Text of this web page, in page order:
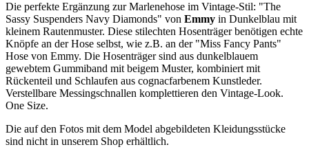
Die perfekte Ergänzung zur Marlenehose im Vintage-Stil: "The
Sassy Suspenders Navy Diamonds" von Emmy in Dunkelblau mit
kleinem Rautenmuster. Diese stilechten Hosenträger benötigen echte
Knöpfe an der Hose selbst, wie z.B. an der "Miss Fancy Pants"
Hose von Emmy. Die Hosenträger sind aus dunkelblauem
gewebtem Gummiband mit beigem Muster, kombiniert mit
Rückenteil und Schlaufen aus cognacfarbenem Kunstleder.
Verstellbare Messingschnallen komplettieren den Vintage-Look.
One Size.
Die auf den Fotos mit dem Model abgebildeten Kleidungsstücke
sind nicht in unserem Shop erhältlich.